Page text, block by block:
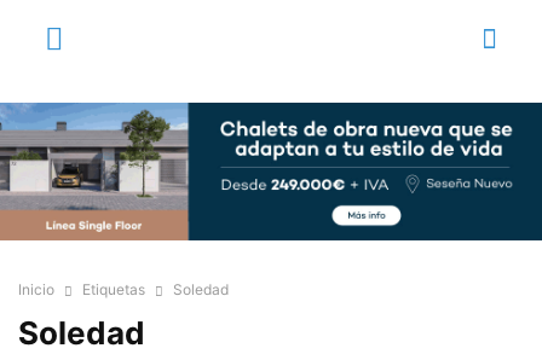
Inicio Etiquetas Soledad
Soledad